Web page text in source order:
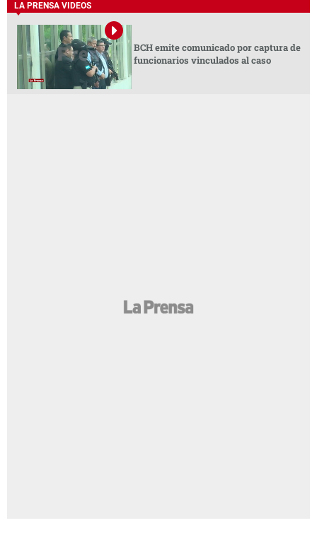
LA PRENSA VIDEOS
BCH emite comunicado por captura de
funcionarios vinculados al caso